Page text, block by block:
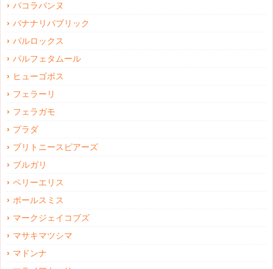
パコラバンヌ
バナナリパブリック
パルロックス
パルフェタムール
ヒューゴボス
フェラーリ
フェラガモ
プラダ
ブリトニースピアーズ
ブルガリ
ペリーエリス
ポールスミス
マークジェイコブズ
マサキマツシマ
マドンナ